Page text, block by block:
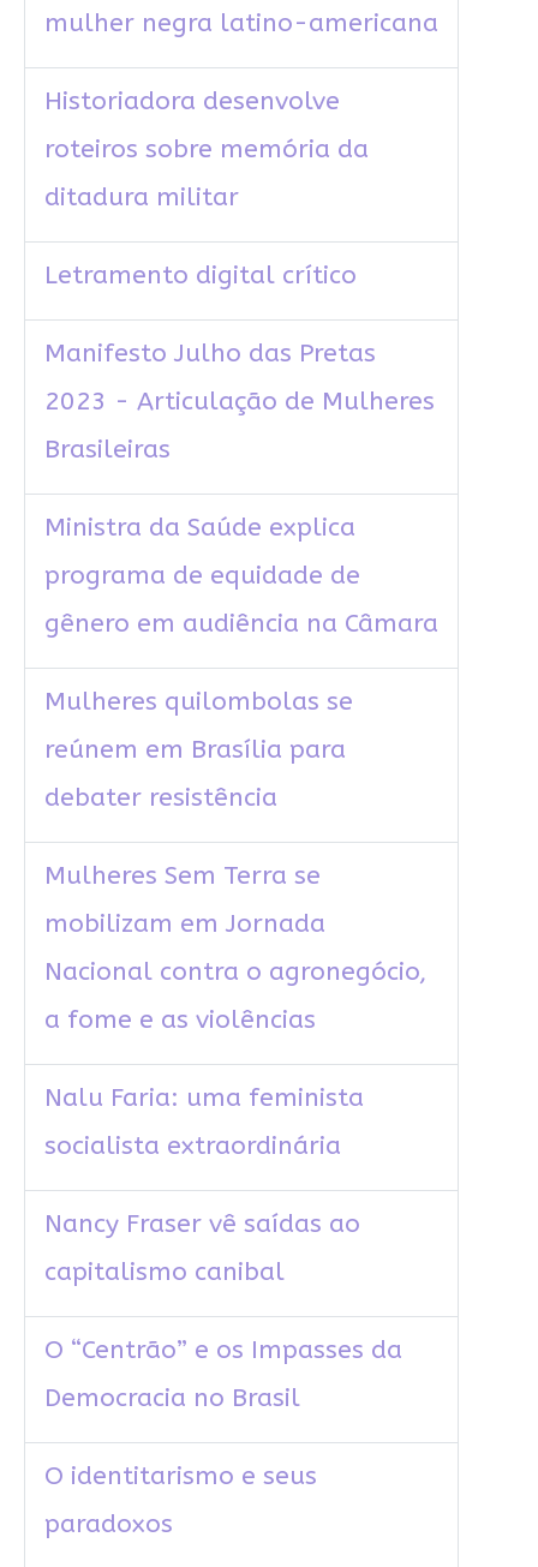
mulher negra latino-americana
Historiadora desenvolve
roteiros sobre memória da
ditadura militar
Letramento digital crítico
Manifesto Julho das Pretas
2023 - Articulação de Mulheres
Brasileiras
Ministra da Saúde explica
programa de equidade de
gênero em audiência na Câmara
Mulheres quilombolas se
reúnem em Brasília para
debater resistência
Mulheres Sem Terra se
mobilizam em Jornada
Nacional contra o agronegócio,
a fome e as violências
Nalu Faria: uma feminista
socialista extraordinária
Nancy Fraser vê saídas ao
capitalismo canibal
O “Centrão” e os Impasses da
Democracia no Brasil
O identitarismo e seus
paradoxos